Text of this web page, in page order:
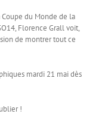
du Monde de la
Florence Grall voit,
de montrer tout ce
mardi 21 mai dès
!